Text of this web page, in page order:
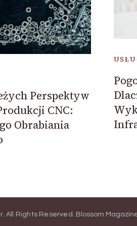
Perspektyw
CNC:
Obrabiania
. All Rights Reserved. Blossom